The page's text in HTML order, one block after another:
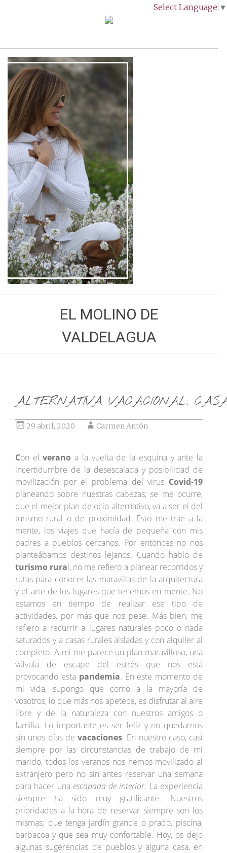
Select Language ▼
Ir al post
EL MOLINO DE
VALDELAGUA
ALTERNATIVA VACACIONAL:
29 abril, 2020 Carmen Antón
Con elverano a la vuelta de la esquina y ante la
incertidumbre de la desescalada y posibilidad de
movilización por el problema del virus Covid-19
planeando sobre nuestras cabezas, se me ocurre,
que el mejor plan de ocio alternativo, va a ser el del
turismo rural o de proximidad. Esto me trae a la
mente, los viajes que hacía de pequeña con mis
padres a pueblos cercanos. Por entonces no nos
planteábamos destinos lejanos. Cuando hablo de
turismo rural, no me refiero a planear recorridos y
rutas para conocer las maravillas de la arquitectura
y el arte de los lugares que tenemos en mente. No
estamos en tiempo de realizar ese tipo de
actividades, por más que nos pese. Más bien, me
refiero a recurrir a lugares naturales poco o nada
saturados y a casas rurales aisladas y con alquiler al
completo. A mi me parece un plan maravilloso, una
válvula de escape del estrés que nos está
provocando esta pandemia. En este momento de
mi vida, supongo que como a la mayoría de
vosotros, lo que más nos apetece, es disfrutar al aire
libre y de la naturaleza con nuestros amigos o
familia. Lo importante es ser feliz y no quedarnos
sin unos días devacaciones. En nuestro caso, casi
siempre por las circunstancias de trabajo de mi
marido, todos los veranos nos hemos movilizado al
extranjero pero no sin antes reservar una semana
para hacer una escapada de interior. La experiencia
siempre ha sido muy gratificante. Nuestros
prioridades a la hora de reservar siempre son los
mismas: que tenga jardín grande o prado, piscina,
barbacoa y que sea muy confortable. Hoy, os dejo
algunas sugerencias de pueblos y alguna casa, en